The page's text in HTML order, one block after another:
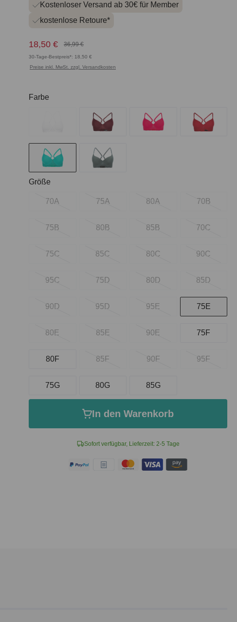
Kostenloser Versand ab 30€ für Member
kostenlose Retoure*
18,50 € 36,99 €
30-Tage-Bestpreis*: 18,50 €
Preise inkl. MwSt. zzgl. Versandkosten
Sofort verfügbar, Lieferzeit: 2-5 Tage
Farbe
Größe
70A 75A 80A 70B
75B 80B 85B 70C
75C 85C 80C 90C
95C 75D 80D 85D
90D 95D 95E 75E
80E 85E 90E 75F
80F 85F 90F 95F
75G 80G 85G
In den Warenkorb